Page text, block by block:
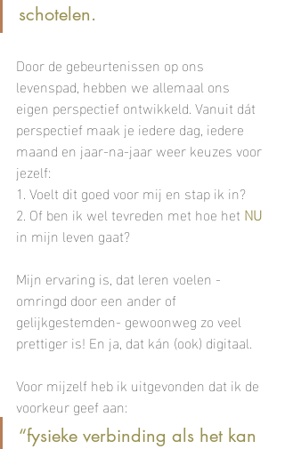
schotelen.
Door de gebeurtenissen op ons
levenspad, hebben we allemaal ons
eigen perspectief ontwikkeld. Vanuit dát
perspectief maak je iedere dag, iedere
maand en jaar-na-jaar weer keuzes voor
jezelf:
1. Voelt dit goed voor mij en stap ik in?
2. Of ben ik wel tevreden met hoe het NU
in mijn leven gaat?
Mijn ervaring is, dat leren voelen -
omringd door een ander of
gelijkgestemden- gewoonweg zo veel
prettiger is! En ja, dat kán (ook) digitaal.
Voor mijzelf heb ik uitgevonden dat ik de
voorkeur geef aan:
“fysieke verbinding als het kan